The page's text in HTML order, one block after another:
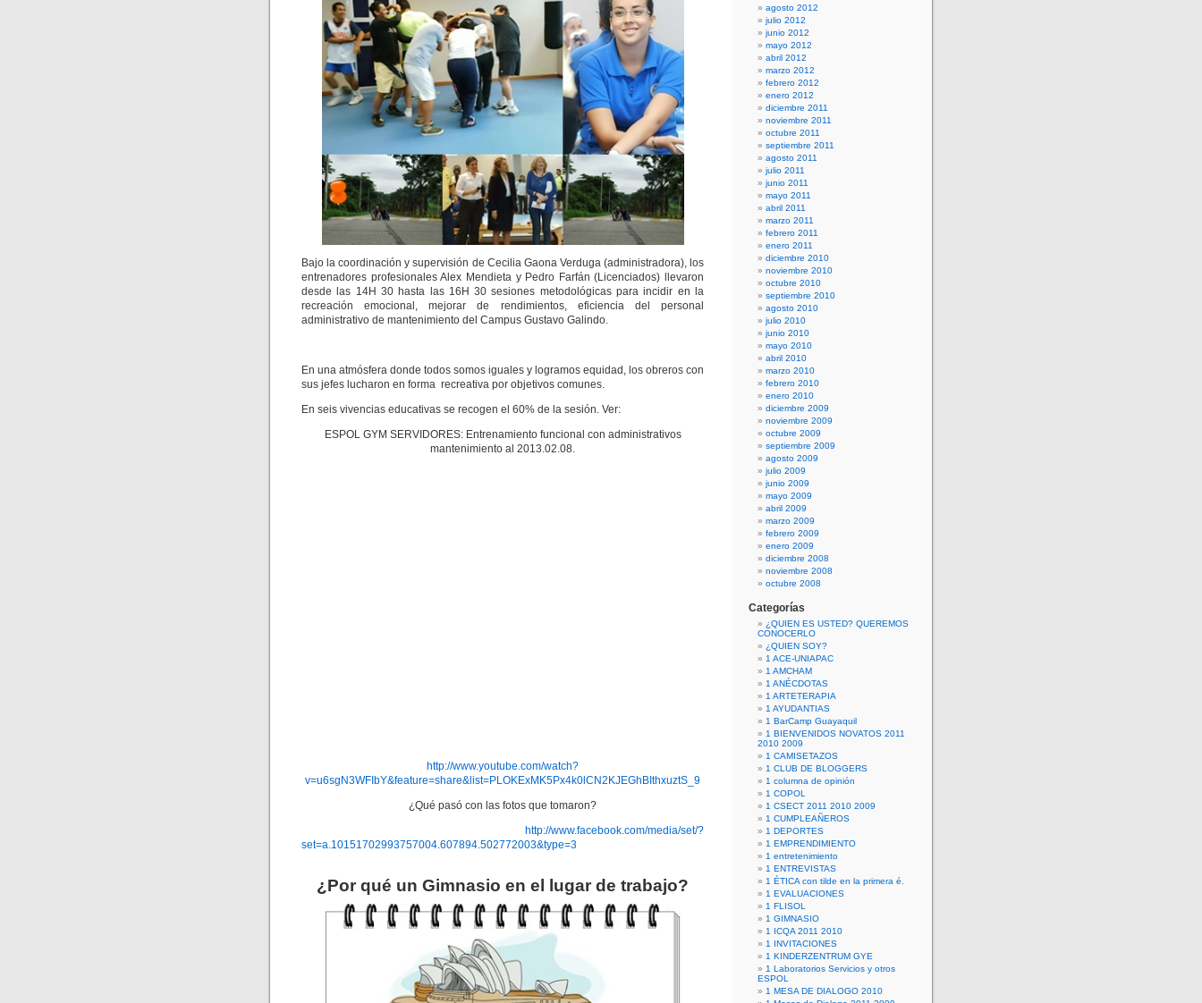
Bajo la coordinación y supervisión de Cecilia Gaona Verduga (administradora), los
entrenadores profesionales Alex Mendieta y Pedro Farfán (Licenciados) llevaron
desde las 14H 30 hasta las 16H 30 sesiones metodológicas para incidir en la
recreación emocional, mejorar de rendimientos, eficiencia del personal
administrativo de mantenimiento del Campus Gustavo Galindo.
En una atmósfera donde todos somos iguales y logramos equidad, los obreros con
sus jefes lucharon en forma recreativa por objetivos comunes.
En seis vivencias educativas se recogen el 60% de la sesión. Ver:
ESPOL GYM SERVIDORES: Entrenamiento funcional con administrativos
mantenimiento al 2013.02.08.
http://www.youtube.com/watch?
v=u6sgN3WFIbY&feature=share&list=PLOKExMK5Px4k0lCN2KJEGhBIthxuztS_9
¿Qué pasó con las fotos que tomaron?
http://www.facebook.com/media/set/?
set=a.10151702993757004.607894.502772003&type=3
¿Por qué un Gimnasio en el lugar de trabajo?
agosto 2012
julio 2012
junio 2012
mayo 2012
abril 2012
marzo 2012
febrero 2012
enero 2012
diciembre 2011
noviembre 2011
octubre 2011
septiembre 2011
agosto 2011
julio 2011
junio 2011
mayo 2011
abril 2011
marzo 2011
febrero 2011
enero 2011
diciembre 2010
noviembre 2010
octubre 2010
septiembre 2010
agosto 2010
julio 2010
junio 2010
mayo 2010
abril 2010
marzo 2010
febrero 2010
enero 2010
diciembre 2009
noviembre 2009
octubre 2009
septiembre 2009
agosto 2009
julio 2009
junio 2009
mayo 2009
abril 2009
marzo 2009
febrero 2009
enero 2009
diciembre 2008
noviembre 2008
octubre 2008
Categorías
¿QUIEN ES USTED? QUEREMOS
CONOCERLO
¿QUIEN SOY?
1 ACE-UNIAPAC
1 AMCHAM
1 ANÉCDOTAS
1 ARTETERAPIA
1 AYUDANTIAS
1 BarCamp Guayaquil
1 BIENVENIDOS NOVATOS 2011
2010 2009
1 CAMISETAZOS
1 CLUB DE BLOGGERS
1 columna de opinión
1 COPOL
1 CSECT 2011 2010 2009
1 CUMPLEAÑEROS
1 DEPORTES
1 EMPRENDIMIENTO
1 entretenimiento
1 ENTREVISTAS
1 ÉTICA con tilde en la primera é.
1 EVALUACIONES
1 FLISOL
1 GIMNASIO
1 ICQA 2011 2010
1 INVITACIONES
1 KINDERZENTRUM GYE
1 Laboratorios Servicios y otros
ESPOL
1 MESA DE DIALOGO 2010